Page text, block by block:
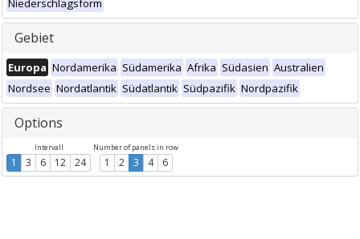
Niederschlagsform
Gebiet
Europa Nordamerika Südamerika Afrika Südasien Australien
Nordsee Nordatlantik Südatlantik Südpazifik Nordpazifik
Options
Intervall
1 3 6 12 24
Number of panels in row
1 2 3 4 6